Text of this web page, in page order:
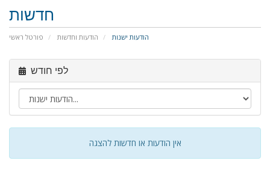
חדשות
פורטל ראשי הודעות וחדשות הודעות ישנות
לפי חודש
אין הודעות או חדשות להצגה